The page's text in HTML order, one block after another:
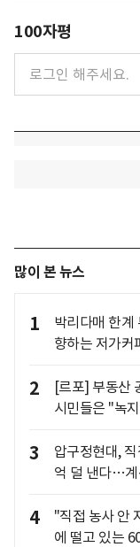
100자평
많이 본 뉴스
1
박리다매 한
향하는 저가커
2
[르포] 부동산
시민들은 "녹
3
압구정현대,
억 덜 낸다…계
4
"직접 농사 안
에 떨고 있는